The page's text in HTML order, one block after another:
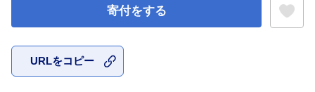
寄付をする
URLをコピー